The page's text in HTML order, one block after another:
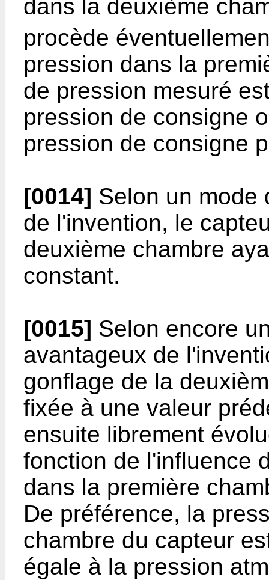
dans la deuxième
procède
pression dans la
de pression mesuré
pression de consigne
pression de consigne
[0014] Selon un mode
de l'invention, le
deuxième chambre
constant.
[0015] Selon encore
avantageux de
gonflage de la
fixée à une valeur
ensuite librement
fonction de l'influence
dans la première
De préférence, la
chambre du capteur
égale à la pression